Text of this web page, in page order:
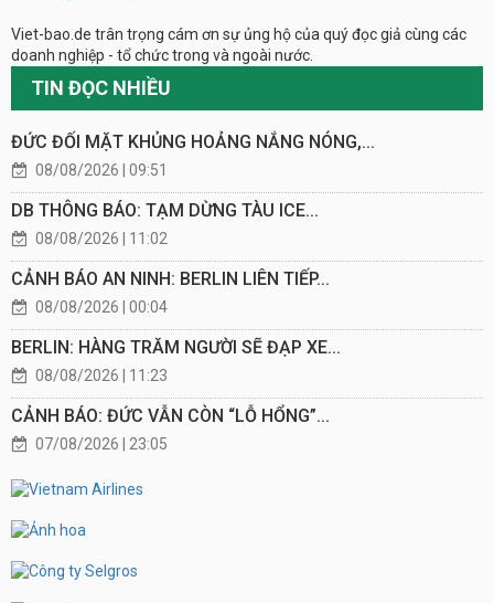
Viet-bao.de trân trọng cám ơn sự ủng hộ của quý đọc giả cùng các
doanh nghiệp - tổ chức trong và ngoài nước.
TIN ĐỌC NHIỀU
ĐỨC ĐỐI MẶT KHỦNG HOẢNG NẮNG NÓNG,...
08/08/2026 | 09:51
DB THÔNG BÁO: TẠM DỪNG TÀU ICE...
08/08/2026 | 11:02
CẢNH BÁO AN NINH: BERLIN LIÊN TIẾP...
08/08/2026 | 00:04
BERLIN: HÀNG TRĂM NGƯỜI SẼ ĐẠP XE...
08/08/2026 | 11:23
CẢNH BÁO: ĐỨC VẪN CÒN “LỖ HỔNG”...
07/08/2026 | 23:05